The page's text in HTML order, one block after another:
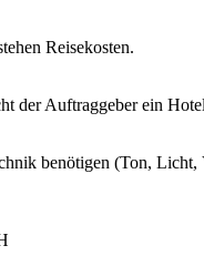
Reisekosten.
der Auftraggeber ein
benötigen (Ton, Licht,